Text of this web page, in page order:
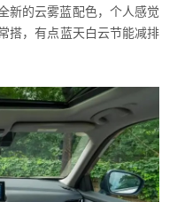
新的云雾蓝配色，个人感觉
搭，有点蓝天白云节能减排